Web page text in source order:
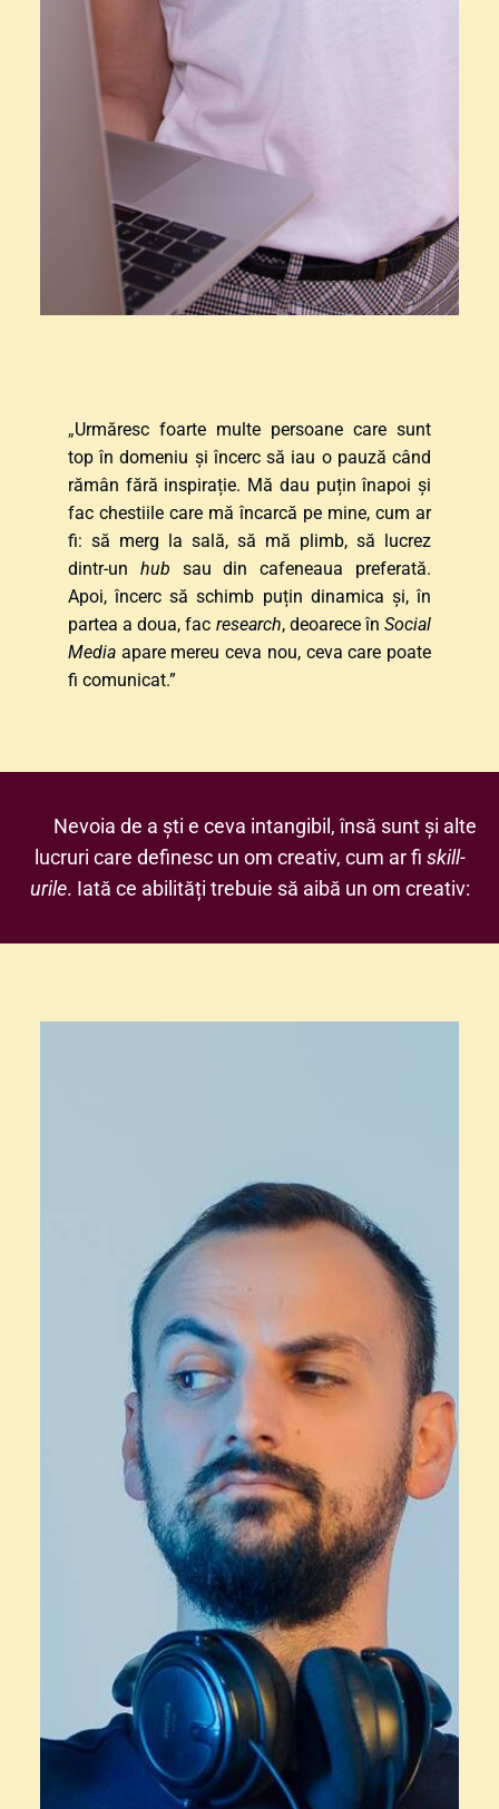
„Urmăresc foarte multe persoane care sunt
top în domeniu și încerc să iau o pauză când
rămân fără inspirație. Mă dau puțin înapoi și
fac chestiile care mă încarcă pe mine, cum ar
fi: să merg la sală, să mă plimb, să lucrez
dintr-un hub sau din cafeneaua preferată.
Apoi, încerc să schimb puțin dinamica și, în
partea a doua, fac research, deoarece în Social
Media apare mereu ceva nou, ceva care poate
fi comunicat.”
Nevoia de a ști e ceva intangibil, însă sunt și alte
lucruri care definesc un om creativ, cum ar fi skill-
urile. Iată ce abilități trebuie să aibă un om creativ: